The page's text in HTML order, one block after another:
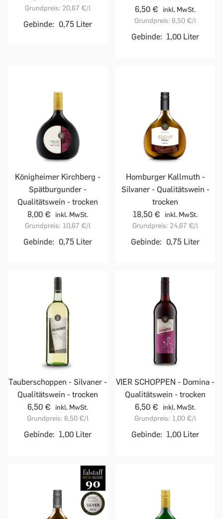
Grundpreis: 20,67 €/l
Gebinde: 0,75 Liter
6,50 €
inkl. MwSt.
Grundpreis: 6,50 €/l
Gebinde: 1,00 Liter
Königheimer Kirchberg -
Spätburgunder -
Qualitätswein - trocken
8,00 €
inkl. MwSt.
Grundpreis: 10,67 €/l
Gebinde: 0,75 Liter
Homburger Kallmuth -
Silvaner - Qualitätswein -
trocken
18,50 €
inkl. MwSt.
Grundpreis: 24,67 €/l
Gebinde: 0,75 Liter
Tauberschoppen - Silvaner -
Qualitätswein - trocken
6,50 €
inkl. MwSt.
Grundpreis: 6,50 €/l
Gebinde: 1,00 Liter
VIER SCHOPPEN - Domina -
Qualitätswein - trocken
6,50 €
inkl. MwSt.
Grundpreis: 1,00 €/l
Gebinde: 1,00 Liter